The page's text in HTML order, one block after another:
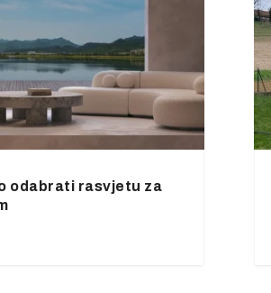
odabrati rasvjetu za